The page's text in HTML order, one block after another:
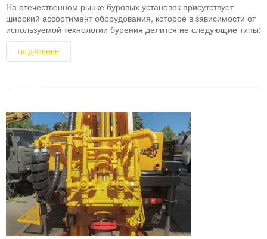
На отечественном рынке буровых установок присутствует
широкий ассортимент оборудования, которое в зависимости от
используемой технологии бурения делится не следующие типы:
ПОДРОБНЕЕ